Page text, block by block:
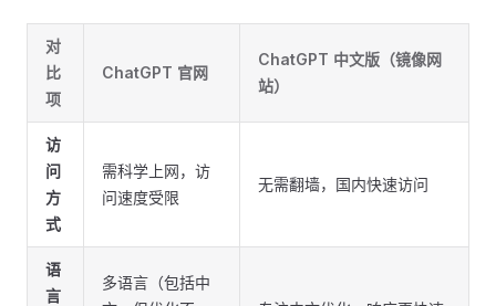
对
比
项
ChatGPT 官网
ChatGPT 中文版（镜像网
站）
访
问
方
式
需科学上网，访
问速度受限
无需翻墙，国内快速访问
语
言
多语言（包括中